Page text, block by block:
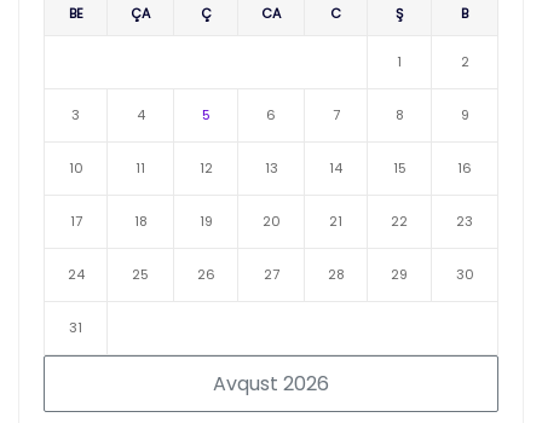
Avqust 2026
BE ÇA Ç CA C Ş B
1 2
3 4 5 6 7 8 9
10 11 12 13 14 15 16
17 18 19 20 21 22 23
24 25 26 27 28 29 30
31